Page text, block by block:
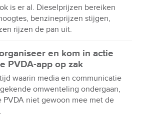
is er al. Dieselprijzen bereiken
benzineprijzen stijgen,
rijzen de pan uit.
en kom in actie
PVDA-app op zak
waarin media en communicatie
omwenteling ondergaan,
PVDA niet gewoon mee met de